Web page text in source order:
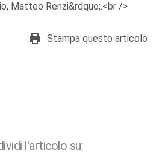
Matteo Renzi&rdquo;.<br />
Stampa questo articolo
l'articolo su: